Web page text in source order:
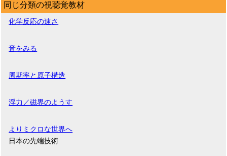
同じ分類の視聴覚教材
化学反応の速さ
音をみる
周期率と原子構造
浮力／磁界のようす
よりミクロな世界へ
日本の先端技術